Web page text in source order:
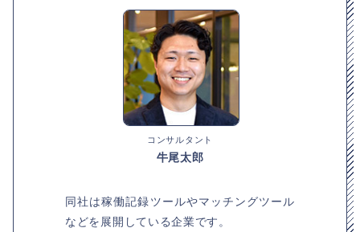
コンサルタント
牛尾太郎
同社は稼働記録ツールやマッチングツール
などを展開している企業です。